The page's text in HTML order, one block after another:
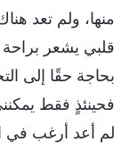
منها، ولم تعد
قلبي يشعر
بحاجة حقًا إلى
فحينئذٍ فقط
لم أعد أرغب في